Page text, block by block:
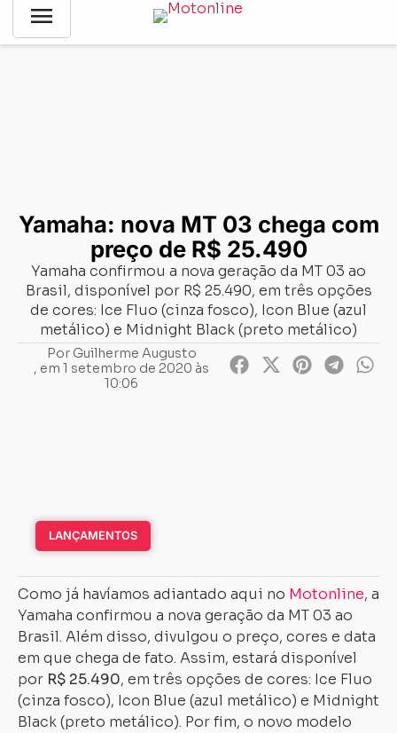
menu
Notícias Lançamentos-Yamaha: nova MT 03 chega com
Yamaha: nova MT 03 chega com
preço de R$ 25.490
Yamaha confirmou a nova geração da MT 03 ao
Brasil, disponível por R$ 25.490, em três opções
de cores: Ice Fluo (cinza fosco), Icon Blue (azul
metálico) e Midnight Black (preto metálico)
PorGuilherme Augusto
, em 1 setembro de 2020 às
10:06
LANÇAMENTOS
Como já havíamos adiantado aqui no Motonline, a
Yamaha confirmou a nova geração da MT 03 ao
Brasil. Além disso, divulgou o preço, cores e data
em que chega de fato. Assim, estará disponível
por R$ 25.490, em três opções de cores: Ice Fluo
(cinza fosco), Icon Blue (azul metálico) e Midnight
Black (preto metálico). Por fim, o novo modelo